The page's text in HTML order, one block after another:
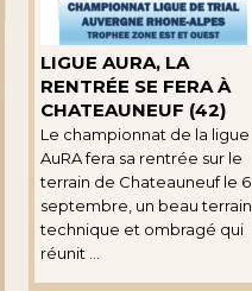
LIGUE AURA, LA
RENTRÉE SE FERA À
CHATEAUNEUF (42)
Le championnat de la ligue
AuRA fera sa rentrée sur le
terrain de Chateauneuf le 6
septembre, un beau terrain
technique et ombragé qui
réunit ...